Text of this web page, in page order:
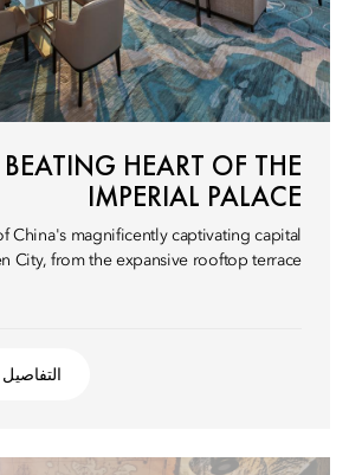
HEART OF THE
IMPERIAL PALACE
China's magnificently captivating capital
City, from the expansive rooftop terrace.
التفاصيل